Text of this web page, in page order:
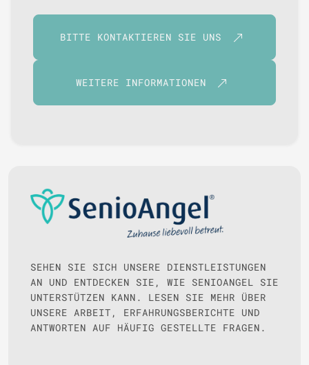
BITTE KONTAKTIEREN SIE UNS
WEITERE INFORMATIONEN
SEHEN SIE SICH UNSERE DIENSTLEISTUNGEN
AN UND ENTDECKEN SIE, WIE SENIOANGEL SIE
UNTERSTÜTZEN KANN. LESEN SIE MEHR ÜBER
UNSERE ARBEIT, ERFAHRUNGSBERICHTE UND
ANTWORTEN AUF HÄUFIG GESTELLTE FRAGEN.